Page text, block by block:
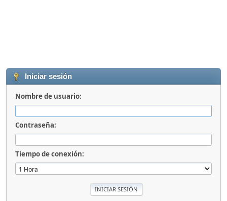
Iniciar sesión
Nombre de usuario:
Contraseña:
Tiempo de conexión: